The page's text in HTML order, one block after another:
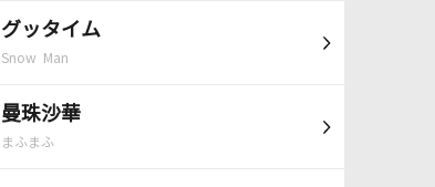
グッタイム
Snow Man
曼珠沙華
まふまふ